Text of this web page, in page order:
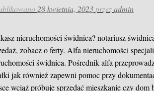
28 kwietnia, 2023 przezadmin
nieruchomości świdnica? notariusz
zobacz o ferty. Alfa nieruchomości
świdnica. Pośrednik alfa
jak również zapewni pomoc przy
wciąż próbuje sprzedać mieszkanie czy